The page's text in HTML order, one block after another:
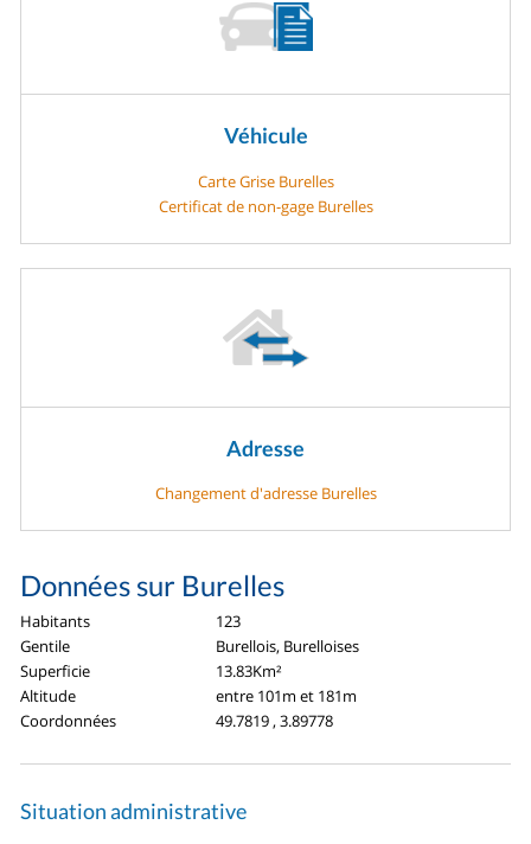
Véhicule
Carte Grise Burelles
Certificat de non-gage Burelles
Adresse
Changement d'adresse Burelles
Données sur Burelles
Habitants
123
Gentile
Burellois, Burelloises
Superficie
13.83Km²
Altitude
entre 101m et 181m
Coordonnées
49.7819 , 3.89778
Situation administrative